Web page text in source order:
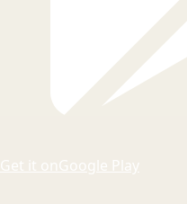
Get it onGoogle Play